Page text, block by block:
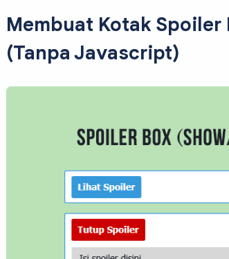
Membuat Kotak Spoiler
(Tanpa Javascript)